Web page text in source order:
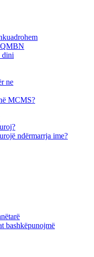
QMBN
dini
ne
MCMS?
ndërmarrja ime?
bashkëpunojmë